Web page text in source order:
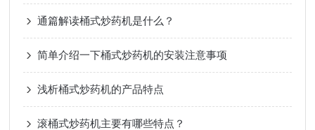
通篇解读桶式炒药机是什么？
简单介绍一下桶式炒药机的安装注意事项
浅析桶式炒药机的产品特点
滚桶式炒药机主要有哪些特点？